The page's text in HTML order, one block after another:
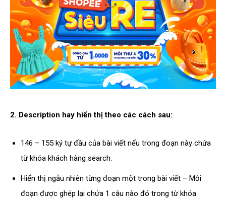
2. Description hay hiển thị theo các cách sau:
146 – 155 ký tự đầu của bài viết nếu trong đoạn này chứa
từ khóa khách hàng search.
Hiển thị ngẫu nhiên từng đoạn một trong bài viết – Mỗi
đoạn được ghép lại chứa 1 câu nào đó trong từ khóa